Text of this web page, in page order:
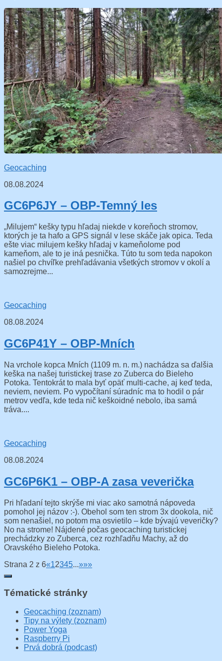
Geocaching
08.08.2024
GC6P6JY – OBP-Temný les
„Milujem“ kešky typu hľadaj niekde v koreňoch stromov,
ktorých je ta hafo a GPS signál v lese skáče jak opica. Teda
ešte viac milujem kešky hľadaj v kameňolome pod
kameňom, ale to je iná pesnička. Túto tu som teda napokon
našiel po chvíľke prehľadávania všetkých stromov v okolí a
samozrejme...
Geocaching
08.08.2024
GC6P41Y – OBP-Mních
Na vrchole kopca Mních (1109 m. n. m.) nachádza sa ďalšia
keška na našej turistickej trase zo Zuberca do Bieleho
Potoka. Tentokrát to mala byť opäť multi-cache, aj keď teda,
neviem, neviem. Po vypočítaní súradníc ma to hodil o pár
metrov vedľa, kde teda nič keškoidné nebolo, iba samá
tráva....
Geocaching
08.08.2024
GC6P6K1 – OBP-A zasa veverička
Pri hľadaní tejto skrýše mi viac ako samotná nápoveda
pomohol jej názov :-). Obehol som ten strom 3x dookola, nič
som nenašiel, no potom ma osvietilo – kde bývajú veveričky?
No na strome! Nájdené počas geocaching turistickej
prechádzky zo Zuberca, cez rozhľadňu Machy, až do
Oravského Bieleho Potoka.
Strana 2 z 6«12345...»»»
Tématické stránky
Geocaching (zoznam)
Tipy na výlety (zoznam)
Power Yoga
Raspberry Pi
Prvá dobrá (podcast)